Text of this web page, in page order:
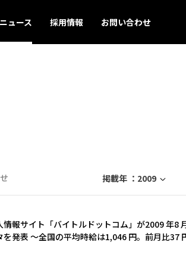
ニュース 採用情報 お問い合わせ
掲載年 ： 2009
情報サイト「バイトルドットコム」が2009 年8
を発表 ～全国の平均時給は1,046 円。前月比37